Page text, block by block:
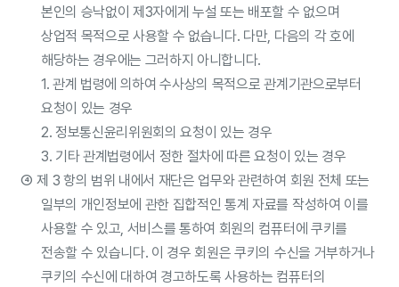
본인의 승낙없이 제3자에게 누설 또는 배포할 수 없으며
상업적 목적으로 사용할 수 없습니다. 다만, 다음의 각 호에
해당하는 경우에는 그러하지 아니합니다.
1. 관계 법령에 의하여 수사상의 목적으로 관계기관으로부터
요청이 있는 경우
2. 정보통신윤리위원회의 요청이 있는 경우
3. 기타 관계법령에서 정한 절차에 따른 요청이 있는 경우
④ 제 3 항의 범위 내에서 재단은 업무와 관련하여 회원 전체 또는
일부의 개인정보에 관한 집합적인 통계 자료를 작성하여 이를
사용할 수 있고, 서비스를 통하여 회원의 컴퓨터에 쿠키를
전송할 수 있습니다. 이 경우 회원은 쿠키의 수신을 거부하거나
쿠키의 수신에 대하여 경고하도록 사용하는 컴퓨터의